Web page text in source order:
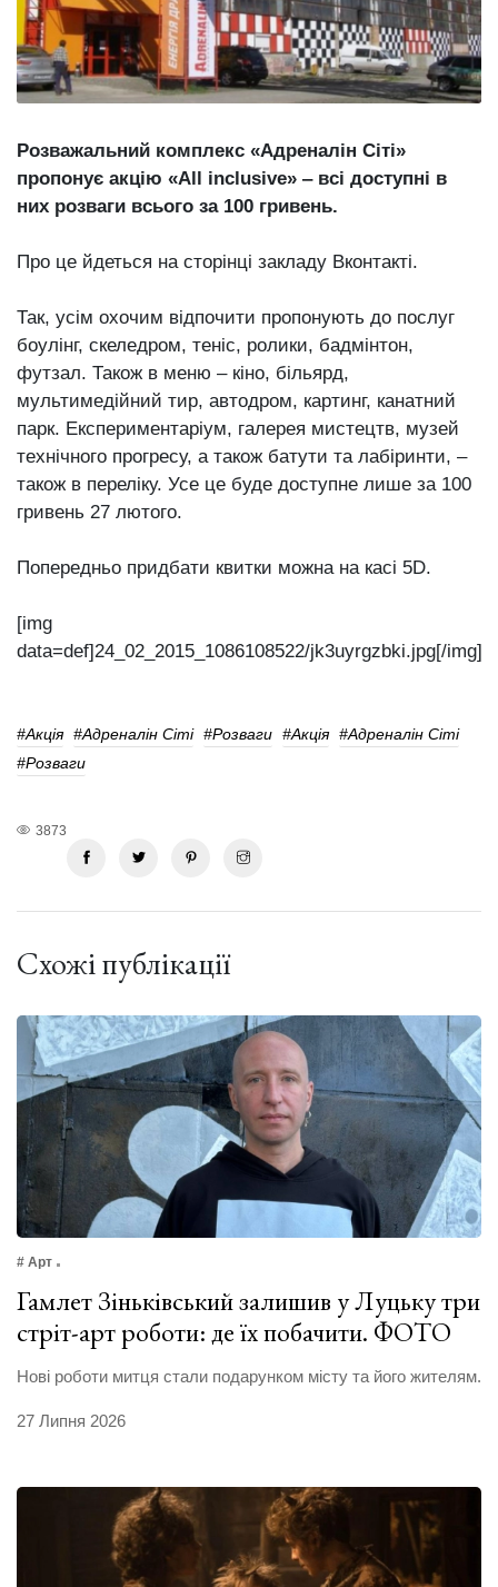
XIX
Спартакіада
VolWe...
29 Липня 2026
554 переглядів
Всі розділи
Персона
ZONE 18+
Контакти
Політика конфіденційності
Розважальний комплекс «Адреналін Сіті»
пропонує акцію «All inclusive» ‒ всі доступні в
них розваги всього за 100 гривень.
Про це йдеться на сторінці закладу Вконтакті.
Так, усім охочим відпочити пропонують до послуг
боулінг, скеледром, теніс, ролики, бадмінтон,
футзал. Також в меню ‒ кіно, більярд,
мультимедійний тир, автодром, картинг, канатний
парк. Експериментаріум, галерея мистецтв, музей
технічного прогресу, а також батути та лабіринти, ‒
також в переліку. Усе це буде доступне лише за 100
гривень 27 лютого.
Попередньо придбати квитки можна на касі 5D.
[img
data=def]24_02_2015_1086108522/jk3uyrgzbki.jpg[/img]
#акція #Адреналін Сіті #розваги #акція #Адреналін Сіті
#розваги
3873
Схожі публікації
# Арт
Гамлет Зіньківський залишив у Луцьку три
стріт-арт роботи: де їх побачити. ФОТО
Нові роботи митця стали подарунком місту та його жителям.
27 Липня 2026